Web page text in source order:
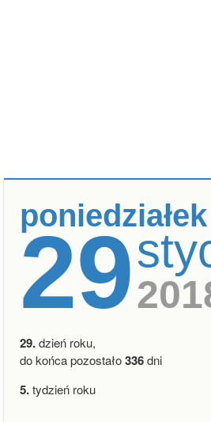
poniedziałek
29
29.dzień roku,
do końca pozostało336dni
5.tydzień roku